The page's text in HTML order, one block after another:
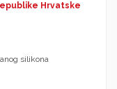
Hrvatske
silikona